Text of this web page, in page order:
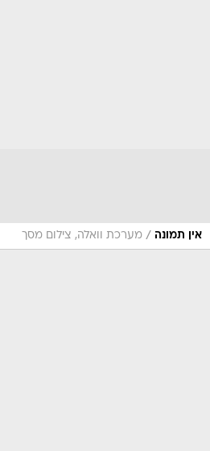
אין תמונה / מערכת וואלה, צילום מסך